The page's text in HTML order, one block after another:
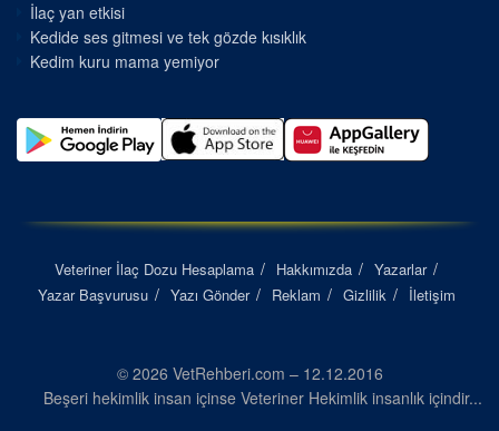
İlaç yan etkisi
Kedide ses gitmesi ve tek gözde kısıklık
Kedim kuru mama yemiyor
Veteriner İlaç Dozu Hesaplama Hakkımızda
Yazarlar
Yazar Başvurusu
Yazı Gönder Reklam Gizlilik İletişim
© 2026 VetRehberi.com – 12.12.2016
Beşeri hekimlik insan içinse Veteriner Hekimlik insanlık içindir...